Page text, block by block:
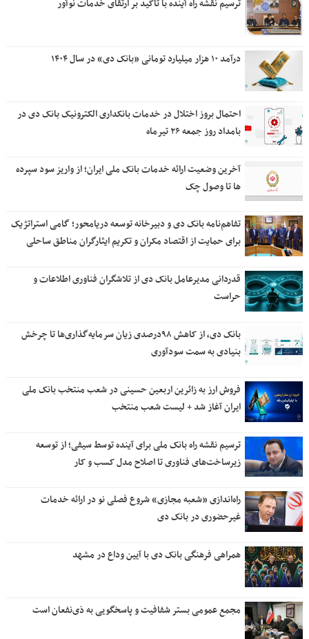
ترسیم نقشه راه آینده با تاکید بر ارتقای خدمات نوآور
درآمد ۱۰ هزار میلیارد تومانی «بانک دی» در سال ۱۴۰۴
احتمال بروز اختلال در خدمات بانکداری الکترونیک بانک دی در
بامداد روز جمعه ۲۶ تیرماه
آخرین وضعیت ارائه خدمات بانک ملی ایران؛ از واریز سود سپرده
ها تا وصول چک
تفاهم‌نامه بانک دی و دبیرخانه توسعه دریامحور؛ گامی استراتژیک
برای حمایت از اقتصاد مکران و تکریم ایثارگران مناطق ساحلی
قدردانی مدیرعامل بانک دی از تلاشگران فناوری اطلاعات و
حراست
بانک دی، از کاهش ۹۸درصدی زیان سرمایه‌گذاری‌ها تا چرخش
بنیادی به سمت سودآوری
فروش ارز به زائرین اربعین حسینی در شعب منتخب بانک ملی
ایران آغاز شد + لیست شعب منتخب
ترسیم نقشه راه بانک ملی برای آینده توسط سیفی؛ از توسعه
زیرساخت‌های فناوری تا اصلاح مدل کسب و کار
راه‌اندازی «شعبه مجازی» شروع فصلی نو در ارائه خدمات
غیرحضوری در بانک دی
همراهی فرهنگی بانک دی با آیین وداع در مشهد
مجمع عمومی بستر شفافیت و پاسخگویی به ذی‌نفعان است